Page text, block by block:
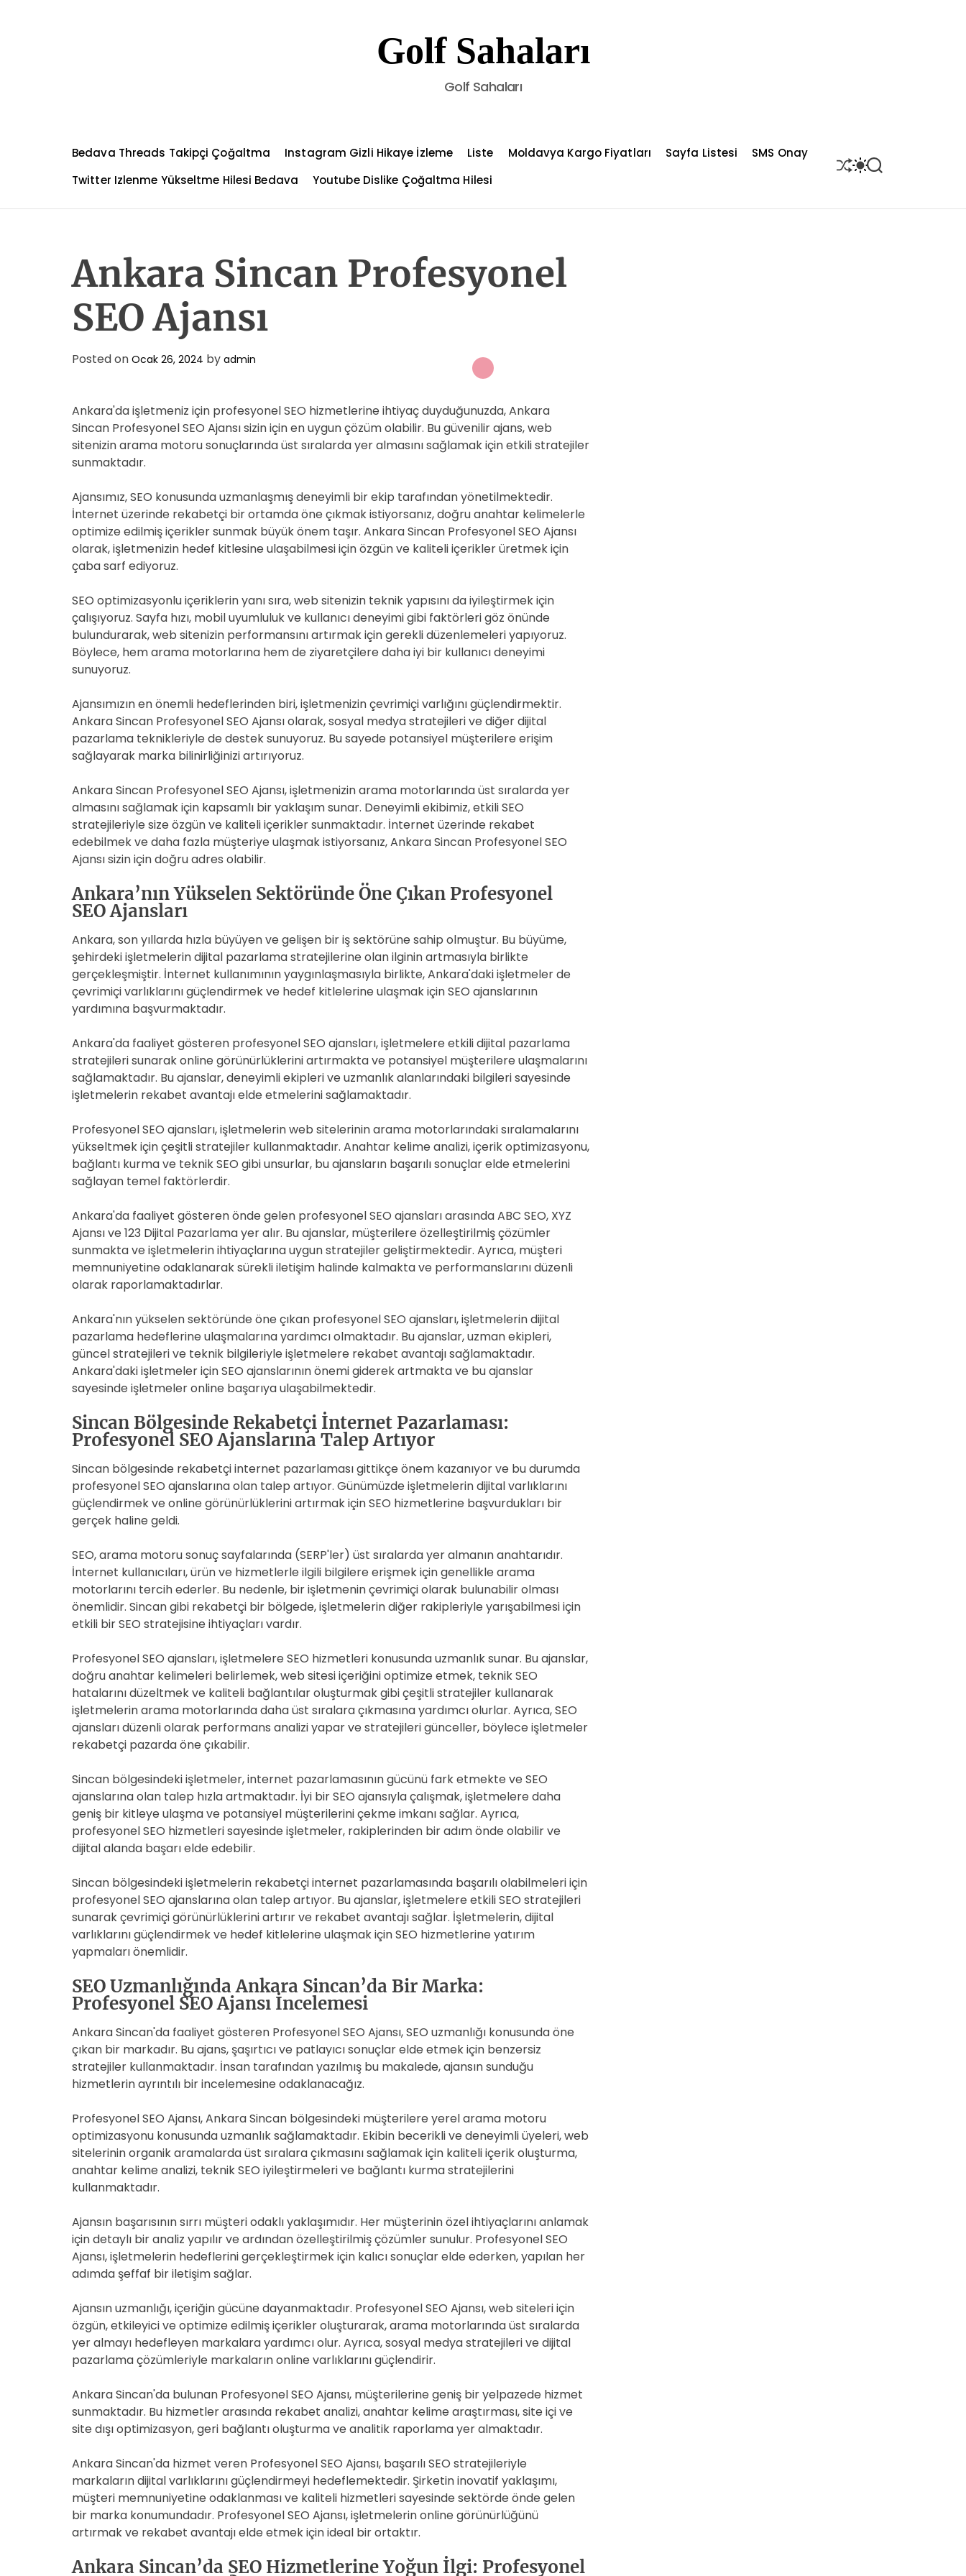
t
Golf Sahaları
Golf Sahaları
Bedava Threads Takipçi Çoğaltma Instagram Gizli Hikaye İzleme Liste Moldavya Kargo Fiyatları Sayfa Listesi
SMS Onay
Twitter Izlenme Yükseltme Hilesi Bedava
Youtube Dislike Çoğaltma Hilesi
S
H
S
W
S
E
Ankara Sincan Profesyonel
SEO Ajansı
Posted on Ocak 26, 2024 by admin
Ankara'da işletmeniz için profesyonel SEO hizmetlerine ihtiyaç duyduğunuzda, Ankara
Sincan Profesyonel SEO Ajansı sizin için en uygun çözüm olabilir. Bu güvenilir ajans, web
sitenizin arama motoru sonuçlarında üst sıralarda yer almasını sağlamak için etkili stratejiler
sunmaktadır.
Ajansımız, SEO konusunda uzmanlaşmış deneyimli bir ekip tarafından yönetilmektedir.
İnternet üzerinde rekabetçi bir ortamda öne çıkmak istiyorsanız, doğru anahtar kelimelerle
optimize edilmiş içerikler sunmak büyük önem taşır. Ankara Sincan Profesyonel SEO Ajansı
olarak, işletmenizin hedef kitlesine ulaşabilmesi için özgün ve kaliteli içerikler üretmek için
çaba sarf ediyoruz.
SEO optimizasyonlu içeriklerin yanı sıra, web sitenizin teknik yapısını da iyileştirmek için
çalışıyoruz. Sayfa hızı, mobil uyumluluk ve kullanıcı deneyimi gibi faktörleri göz önünde
bulundurarak, web sitenizin performansını artırmak için gerekli düzenlemeleri yapıyoruz.
Böylece, hem arama motorlarına hem de ziyaretçilere daha iyi bir kullanıcı deneyimi
sunuyoruz.
Ajansımızın en önemli hedeflerinden biri, işletmenizin çevrimiçi varlığını güçlendirmektir.
Ankara Sincan Profesyonel SEO Ajansı olarak, sosyal medya stratejileri ve diğer dijital
pazarlama teknikleriyle de destek sunuyoruz. Bu sayede potansiyel müşterilere erişim
sağlayarak marka bilinirliğinizi artırıyoruz.
Ankara Sincan Profesyonel SEO Ajansı, işletmenizin arama motorlarında üst sıralarda yer
almasını sağlamak için kapsamlı bir yaklaşım sunar. Deneyimli ekibimiz, etkili SEO
stratejileriyle size özgün ve kaliteli içerikler sunmaktadır. İnternet üzerinde rekabet
edebilmek ve daha fazla müşteriye ulaşmak istiyorsanız, Ankara Sincan Profesyonel SEO
Ajansı sizin için doğru adres olabilir.
Ankara’nın Yükselen Sektöründe Öne Çıkan Profesyonel
SEO Ajansları
Ankara, son yıllarda hızla büyüyen ve gelişen bir iş sektörüne sahip olmuştur. Bu büyüme,
şehirdeki işletmelerin dijital pazarlama stratejilerine olan ilginin artmasıyla birlikte
gerçekleşmiştir. İnternet kullanımının yaygınlaşmasıyla birlikte, Ankara'daki işletmeler de
çevrimiçi varlıklarını güçlendirmek ve hedef kitlelerine ulaşmak için SEO ajanslarının
yardımına başvurmaktadır.
Ankara'da faaliyet gösteren profesyonel SEO ajansları, işletmelere etkili dijital pazarlama
stratejileri sunarak online görünürlüklerini artırmakta ve potansiyel müşterilere ulaşmalarını
sağlamaktadır. Bu ajanslar, deneyimli ekipleri ve uzmanlık alanlarındaki bilgileri sayesinde
işletmelerin rekabet avantajı elde etmelerini sağlamaktadır.
Profesyonel SEO ajansları, işletmelerin web sitelerinin arama motorlarındaki sıralamalarını
yükseltmek için çeşitli stratejiler kullanmaktadır. Anahtar kelime analizi, içerik optimizasyonu,
bağlantı kurma ve teknik SEO gibi unsurlar, bu ajansların başarılı sonuçlar elde etmelerini
sağlayan temel faktörlerdir.
Ankara'da faaliyet gösteren önde gelen profesyonel SEO ajansları arasında ABC SEO, XYZ
Ajansı ve 123 Dijital Pazarlama yer alır. Bu ajanslar, müşterilere özelleştirilmiş çözümler
sunmakta ve işletmelerin ihtiyaçlarına uygun stratejiler geliştirmektedir. Ayrıca, müşteri
memnuniyetine odaklanarak sürekli iletişim halinde kalmakta ve performanslarını düzenli
olarak raporlamaktadırlar.
Ankara'nın yükselen sektöründe öne çıkan profesyonel SEO ajansları, işletmelerin dijital
pazarlama hedeflerine ulaşmalarına yardımcı olmaktadır. Bu ajanslar, uzman ekipleri,
güncel stratejileri ve teknik bilgileriyle işletmelere rekabet avantajı sağlamaktadır.
Ankara'daki işletmeler için SEO ajanslarının önemi giderek artmakta ve bu ajanslar
sayesinde işletmeler online başarıya ulaşabilmektedir.
Sincan Bölgesinde Rekabetçi İnternet Pazarlaması:
Profesyonel SEO Ajanslarına Talep Artıyor
Sincan bölgesinde rekabetçi internet pazarlaması gittikçe önem kazanıyor ve bu durumda
profesyonel SEO ajanslarına olan talep artıyor. Günümüzde işletmelerin dijital varlıklarını
güçlendirmek ve online görünürlüklerini artırmak için SEO hizmetlerine başvurdukları bir
gerçek haline geldi.
SEO, arama motoru sonuç sayfalarında (SERP'ler) üst sıralarda yer almanın anahtarıdır.
İnternet kullanıcıları, ürün ve hizmetlerle ilgili bilgilere erişmek için genellikle arama
motorlarını tercih ederler. Bu nedenle, bir işletmenin çevrimiçi olarak bulunabilir olması
önemlidir. Sincan gibi rekabetçi bir bölgede, işletmelerin diğer rakipleriyle yarışabilmesi için
etkili bir SEO stratejisine ihtiyaçları vardır.
Profesyonel SEO ajansları, işletmelere SEO hizmetleri konusunda uzmanlık sunar. Bu ajanslar,
doğru anahtar kelimeleri belirlemek, web sitesi içeriğini optimize etmek, teknik SEO
hatalarını düzeltmek ve kaliteli bağlantılar oluşturmak gibi çeşitli stratejiler kullanarak
işletmelerin arama motorlarında daha üst sıralara çıkmasına yardımcı olurlar. Ayrıca, SEO
ajansları düzenli olarak performans analizi yapar ve stratejileri günceller, böylece işletmeler
rekabetçi pazarda öne çıkabilir.
Sincan bölgesindeki işletmeler, internet pazarlamasının gücünü fark etmekte ve SEO
ajanslarına olan talep hızla artmaktadır. İyi bir SEO ajansıyla çalışmak, işletmelere daha
geniş bir kitleye ulaşma ve potansiyel müşterilerini çekme imkanı sağlar. Ayrıca,
profesyonel SEO hizmetleri sayesinde işletmeler, rakiplerinden bir adım önde olabilir ve
dijital alanda başarı elde edebilir.
Sincan bölgesindeki işletmelerin rekabetçi internet pazarlamasında başarılı olabilmeleri için
profesyonel SEO ajanslarına olan talep artıyor. Bu ajanslar, işletmelere etkili SEO stratejileri
sunarak çevrimiçi görünürlüklerini artırır ve rekabet avantajı sağlar. İşletmelerin, dijital
varlıklarını güçlendirmek ve hedef kitlelerine ulaşmak için SEO hizmetlerine yatırım
yapmaları önemlidir.
SEO Uzmanlığında Ankara Sincan’da Bir Marka:
Profesyonel SEO Ajansı İncelemesi
Ankara Sincan'da faaliyet gösteren Profesyonel SEO Ajansı, SEO uzmanlığı konusunda öne
çıkan bir markadır. Bu ajans, şaşırtıcı ve patlayıcı sonuçlar elde etmek için benzersiz
stratejiler kullanmaktadır. İnsan tarafından yazılmış bu makalede, ajansın sunduğu
hizmetlerin ayrıntılı bir incelemesine odaklanacağız.
Profesyonel SEO Ajansı, Ankara Sincan bölgesindeki müşterilere yerel arama motoru
optimizasyonu konusunda uzmanlık sağlamaktadır. Ekibin becerikli ve deneyimli üyeleri, web
sitelerinin organik aramalarda üst sıralara çıkmasını sağlamak için kaliteli içerik oluşturma,
anahtar kelime analizi, teknik SEO iyileştirmeleri ve bağlantı kurma stratejilerini
kullanmaktadır.
Ajansın başarısının sırrı müşteri odaklı yaklaşımıdır. Her müşterinin özel ihtiyaçlarını anlamak
için detaylı bir analiz yapılır ve ardından özelleştirilmiş çözümler sunulur. Profesyonel SEO
Ajansı, işletmelerin hedeflerini gerçekleştirmek için kalıcı sonuçlar elde ederken, yapılan her
adımda şeffaf bir iletişim sağlar.
Ajansın uzmanlığı, içeriğin gücüne dayanmaktadır. Profesyonel SEO Ajansı, web siteleri için
özgün, etkileyici ve optimize edilmiş içerikler oluşturarak, arama motorlarında üst sıralarda
yer almayı hedefleyen markalara yardımcı olur. Ayrıca, sosyal medya stratejileri ve dijital
pazarlama çözümleriyle markaların online varlıklarını güçlendirir.
Ankara Sincan'da bulunan Profesyonel SEO Ajansı, müşterilerine geniş bir yelpazede hizmet
sunmaktadır. Bu hizmetler arasında rekabet analizi, anahtar kelime araştırması, site içi ve
site dışı optimizasyon, geri bağlantı oluşturma ve analitik raporlama yer almaktadır.
Ankara Sincan'da hizmet veren Profesyonel SEO Ajansı, başarılı SEO stratejileriyle
markaların dijital varlıklarını güçlendirmeyi hedeflemektedir. Şirketin inovatif yaklaşımı,
müşteri memnuniyetine odaklanması ve kaliteli hizmetleri sayesinde sektörde önde gelen
bir marka konumundadır. Profesyonel SEO Ajansı, işletmelerin online görünürlüğünü
artırmak ve rekabet avantajı elde etmek için ideal bir ortaktır.
Ankara Sincan’da SEO Hizmetlerine Yoğun İlgi: Profesyonel